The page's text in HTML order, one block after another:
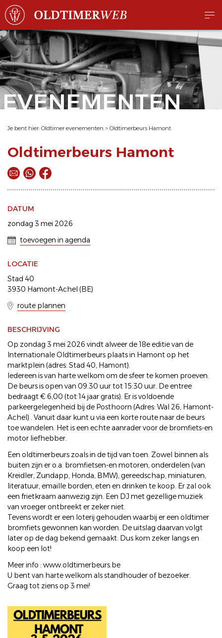
EVENEMENTEN
Je bent hier: Oldtimer evenementen > Oldtimerbeurs Hamont
Oldtimerbeurs Hamont
DATUM
zondag 3 mei 2026
toevoegen in agenda
LOCATIE
Stad 40
3930 Hamont-Achel (BE)
route plannen
BESCHRIJVING
Op zondag 3 mei 2026 vindt alweer de 18e editie van de
Internationale Oldtimerbeurs plaats in Hamont op het
marktplein (adres: Stad 40, Hamont).
Iedereen is van harte welkom om de sfeer te komen proeven.
De beurs is open van 09.30 uur tot 15:30 uur. De entree
bedraagt € 6,00 (tot 14 jaar gratis). Er is voldoende
parkeergelegenheid bij de Posthoorn (Adres: Wal 26, Hamont-
Achel) . Vanuit daar kunt u via een korte route naar de beurs
toe wandelen. Het is een echte aanrader voor de bromfiets-en
motor liefhebber.
Een oldtimerbeurs zoals in de tijd van toen. Zowel binnen als
buiten zijn er o.a. bromfietsen-en motoren, onderdelen (van
Kreidler, Zundapp, Honda, BMW), gereedschap, miniaturen,
literatuur, emaille borden, eten en drinken te koop. Er zal ook
een frietkraam aanwezig zijn. Een DJ met gezellige muziek
van vroeger ontbreekt er zeker niet.
Tevens wordt er een loterij gehouden waarbij er een oldtimer
bromfiets gewonnen kan worden. De uitslag daarvan volgt
later op de dag bekend gemaakt. Dus kom zeker langs en
koop een lot!
Meer info : www.oldtimerbeurs.be
U bent van harte welkom als standhouder of bezoeker.
Graag tot ziens op 3 mei!